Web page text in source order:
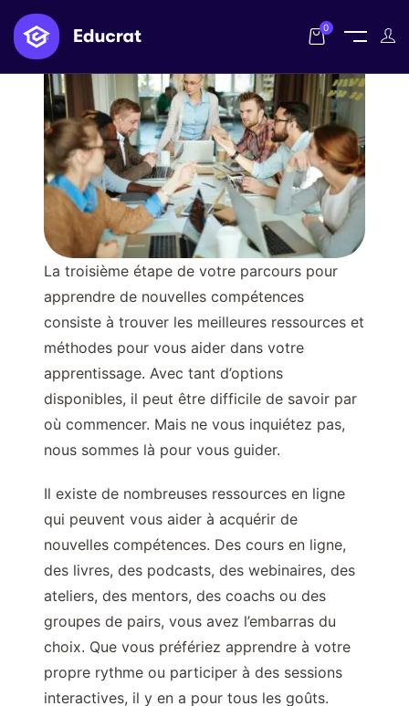
0
La troisième étape de votre parcours pour
apprendre de nouvelles compétences
consiste à trouver les meilleures ressources et
méthodes pour vous aider dans votre
apprentissage. Avec tant d’options
disponibles, il peut être difficile de savoir par
où commencer. Mais ne vous inquiétez pas,
nous sommes là pour vous guider.
Il existe de nombreuses ressources en ligne
qui peuvent vous aider à acquérir de
nouvelles compétences. Des cours en ligne,
des livres, des podcasts, des webinaires, des
ateliers, des mentors, des coachs ou des
groupes de pairs, vous avez l’embarras du
choix. Que vous préfériez apprendre à votre
propre rythme ou participer à des sessions
interactives, il y en a pour tous les goûts.